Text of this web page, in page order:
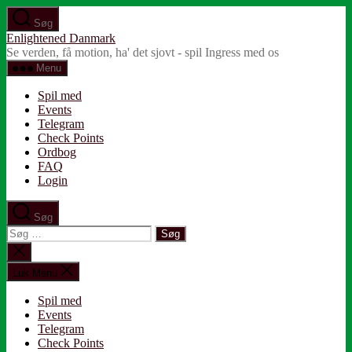
Spring
til
indholdet
Søg
Enlightened Danmark
Se verden, få motion, ha' det sjovt - spil Ingress med os
Menu
Spil med
Events
Telegram
Check Points
Ordbog
FAQ
Login
Søg
Søg
efter:
Luk
søgning
Luk Menu
Spil med
Events
Telegram
Check Points